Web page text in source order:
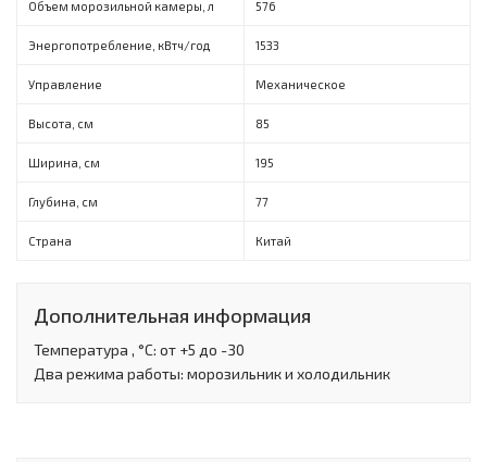
Объем морозильной камеры, л 576
Энергопотребление, кВтч/год 1533
Управление Механическое
Высота, см 85
Ширина, см 195
Глубина, см 77
Страна Китай
Дополнительная информация
Температура , °С: от +5 до -30
Два режима работы: морозильник и холодильник